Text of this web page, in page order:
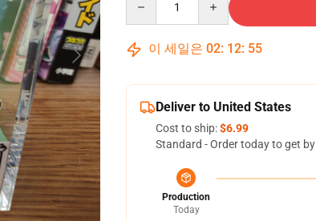
이 세일은 02: 12: 54
Deliver to United States
Cost to ship:$6.99
Standard - Order today to get by
Production
Today